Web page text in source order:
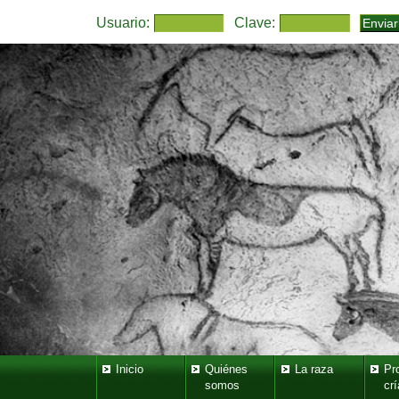
Usuario: Clave:
Inicio
Quiénes
somos
La raza